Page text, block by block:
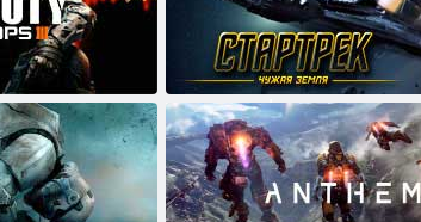
ץרא ןעילַא קערט ןרעטש